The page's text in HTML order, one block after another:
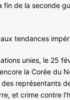
fin de la seconde
tendances
unies, le 25
la Corée du
représentants
et crime contre